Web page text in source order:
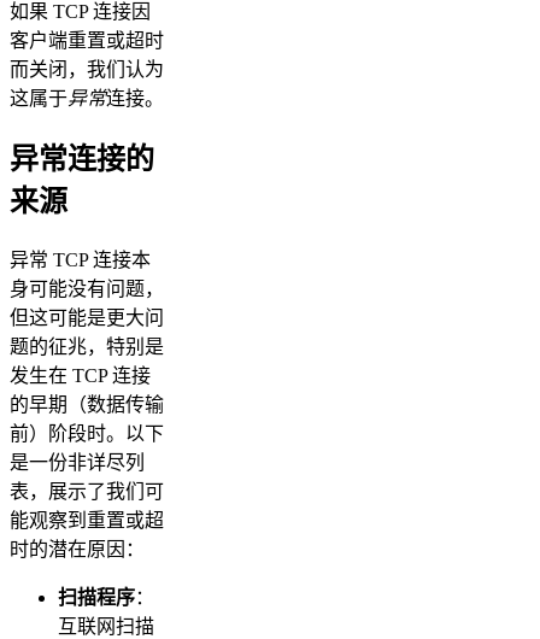
如果 TCP 连接因
客户端重置或超时
而关闭，我们认为
这属于异常连接。
异常连接的
来源
异常 TCP 连接本
身可能没有问题，
但这可能是更大问
题的征兆，特别是
发生在 TCP 连接
的早期（数据传输
前）阶段时。以下
是一份非详尽列
表，展示了我们可
能观察到重置或超
时的潜在原因：
扫描程序：
互联网扫描